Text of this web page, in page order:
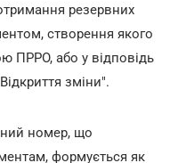
резервних
створення якого
ПРРО, або у відповідь
зміни".
номер, що
формується як